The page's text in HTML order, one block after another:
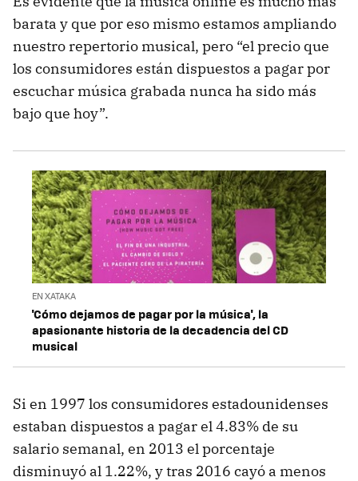
barata y que por eso mismo estamos ampliando
nuestro repertorio musical, pero “el precio que
los consumidores están dispuestos a pagar por
escuchar música grabada nunca ha sido más
bajo que hoy”.
EN XATAKA
'Cómo dejamos de pagar por la música', la
apasionante historia de la decadencia del CD
musical
Si en 1997 los consumidores estadounidenses
estaban dispuestos a pagar el 4.83% de su
salario semanal, en 2013 el porcentaje
disminuyó al 1.22%, y tras 2016 cayó a menos